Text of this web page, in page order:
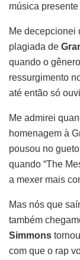
música
Me decepcionei
plagiada de
quando o
ressurgimento
até então só
Me admirei
homenagem à
pousou no
quando “The
a mexer mais
Mas nós que
também
Simmons tornou
com que o rap